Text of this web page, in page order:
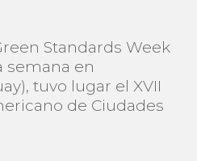
Standards Week
semana en
tuvo lugar el XVII
de Ciudades